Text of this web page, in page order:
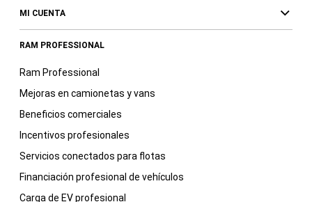
MI CUENTA
RAM PROFESSIONAL
Ram Professional
Mejoras en camionetas y vans
Beneficios comerciales
Incentivos profesionales
Servicios conectados para flotas
Financiación profesional de vehículos
Carga de EV profesional